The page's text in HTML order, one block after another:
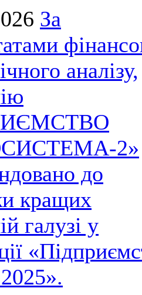
За
аналізу,
2»
до
кращих
галузі у